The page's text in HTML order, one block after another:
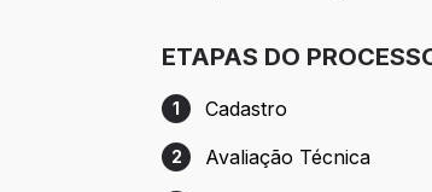
ETAPAS DO
Etapa 1: Cadastro
1 Cadastro
Etapa 2: Avaliação Técnica
2 Avaliação Técnica